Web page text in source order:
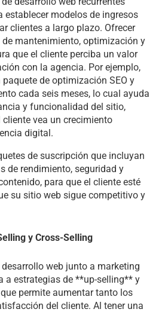
establecer modelos de ingresos
clientes a largo plazo. Ofrecer
mantenimiento, optimización y
que el cliente perciba un valor
con la agencia. Por ejemplo,
de optimización SEO y
cada seis meses, lo cual ayuda
y funcionalidad del sitio,
vea un crecimiento
digital.
de suscripción que incluyan
de rendimiento, seguridad y
para que el cliente esté
su sitio web sigue competitivo y
y Cross-Selling
web junto a marketing
a estrategias de **up-selling** y
permite aumentar tanto los
del cliente. Al tener una